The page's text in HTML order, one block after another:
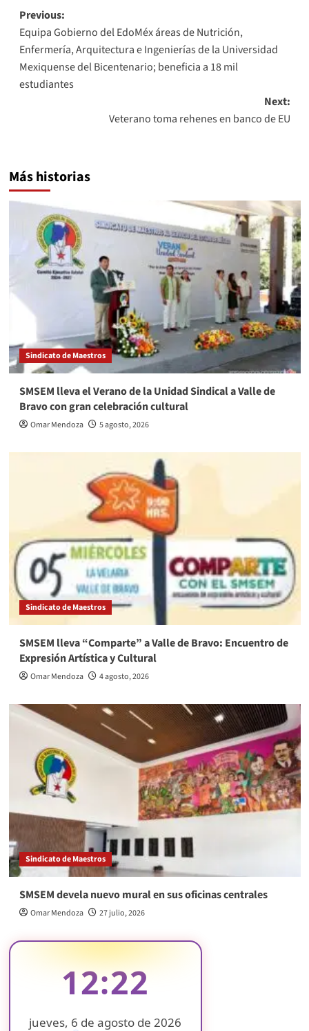
Post
navigation
Previous:
Equipa Gobierno del EdoMéx áreas de Nutrición,
Enfermería, Arquitectura e Ingenierías de la Universidad
Mexiquense del Bicentenario; beneficia a 18 mil
estudiantes
Next:
Veterano toma rehenes en banco de EU
Más historias
Sindicato de Maestros
SMSEM lleva el Verano de la Unidad Sindical a Valle de
Bravo con gran celebración cultural
Omar Mendoza 5 agosto, 2026
Sindicato de Maestros
SMSEM lleva “Comparte” a Valle de Bravo: Encuentro de
Expresión Artística y Cultural
Omar Mendoza 4 agosto, 2026
Sindicato de Maestros
SMSEM devela nuevo mural en sus oficinas centrales
Omar Mendoza 27 julio, 2026
12:22
jueves, 6 de agosto de 2026